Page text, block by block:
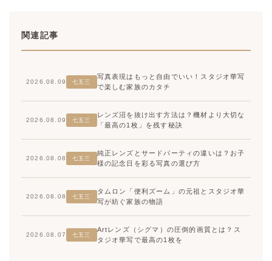
関連記事
2026.08.09 七五三
写真表現はもっと自由でいい！スタジオ華写
で楽しむ家族のカタチ
2026.08.09 七五三
レンズ沼を抜け出す方法は？機材より大切な
「最高の1枚」を残す秘訣
2026.08.08 七五三
純正レンズとサードパーティの違いは？お子
様の記念日を彩る写真の選び方
2026.08.08 七五三
タムロン「便利ズーム」の元祖とスタジオ華
写が紡ぐ家族の物語
2026.08.07 七五三
Artレンズ（シグマ）の圧倒的画質とは？ス
タジオ華写で最高の1枚を